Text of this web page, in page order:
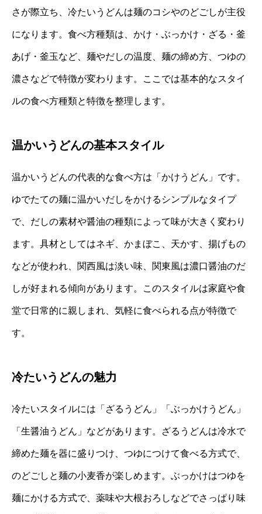
さが際立ち、冷たいうどんは麺のコシやのどごしが主役
になります。食べ方種類は、かけ・ぶっかけ・ざる・釜
あげ・釜玉など、麺やだしの温度、麺の締め方、つゆの
濃さなどで特徴が変わります。ここでは基本的なスタイ
ルの食べ方種類と特徴を整理します。
温かいうどんの基本スタイル
温かいうどんの代表的な食べ方は「かけうどん」です。
ゆでたての麺に温かいだしをかけるシンプルなタイプ
で、だしの素材や醤油の種類によって味が大きく変わり
ます。具材としてはネギ、かまぼこ、天かす、揚げもの
などが使われ、関西風は淡い味、関東風は濃口醤油のだ
しが好まれる傾向があります。このスタイルは家庭や食
堂で日常的に親しまれ、気軽に食べられる点が特徴で
す。
冷たいうどんの魅力
冷たいスタイルには「ざるうどん」「ぶっかけうどん」
「生醤油うどん」などがあります。ざるうどんは冷水で
締めた麺を器に盛りつけ、つゆにつけて食べる方式で、
のどごしと麺の小麦香が楽しめます。ぶっかけはつゆを
麺にかける方式で、薬味や大根おろしなどでさっぱり味